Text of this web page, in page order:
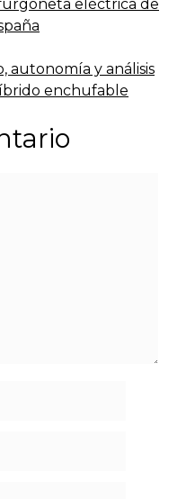
eléctrica de
autonomía y análisis
enchufable